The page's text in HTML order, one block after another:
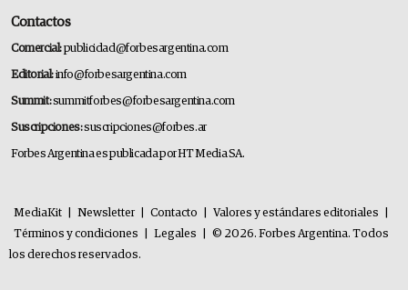
Contactos
Comercial:publicidad@forbesargentina.com
Editorial:info@forbesargentina.com
Summit:summitforbes@forbesargentina.com
Suscripciones:suscripciones@forbes.ar
Forbes Argentina es publicada por HT Media SA.
MediaKit Newsletter Contacto Valores y estándares editoriales
Términos y condiciones
Legales
© 2026. Forbes Argentina. Todos
los derechos reservados.